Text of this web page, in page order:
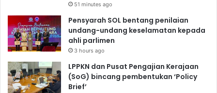
51 minutes ago
Pensyarah SOL bentang penilaian
undang-undang keselamatan kepada
ahli parlimen
3 hours ago
LPPKN dan Pusat Pengajian Kerajaan
(SoG) bincang pembentukan ‘Policy
Brief’